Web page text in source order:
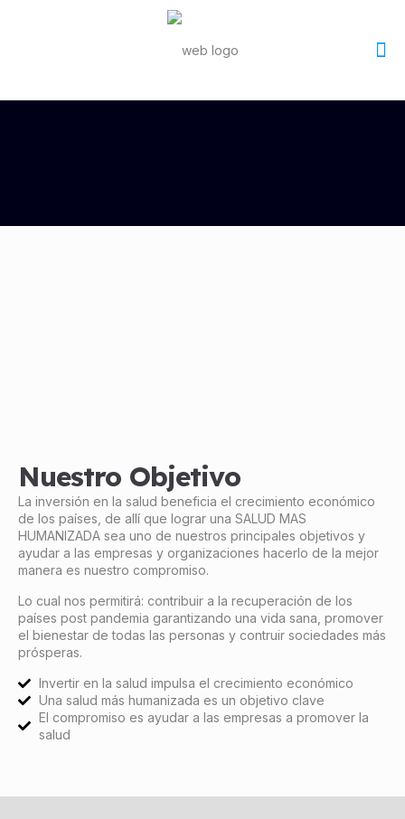
Nuestro Objetivo
La inversión en la salud beneficia el crecimiento económico
de los países, de allí que lograr una SALUD MAS
HUMANIZADA sea uno de nuestros principales objetivos y
ayudar a las empresas y organizaciones hacerlo de la mejor
manera es nuestro compromiso.
Lo cual nos permitirá: contribuir a la recuperación de los
países post pandemia garantizando una vida sana, promover
el bienestar de todas las personas y contruir sociedades más
prósperas.
Invertir en la salud impulsa el crecimiento económico
Una salud más humanizada es un objetivo clave
El compromiso es ayudar a las empresas a promover la
salud